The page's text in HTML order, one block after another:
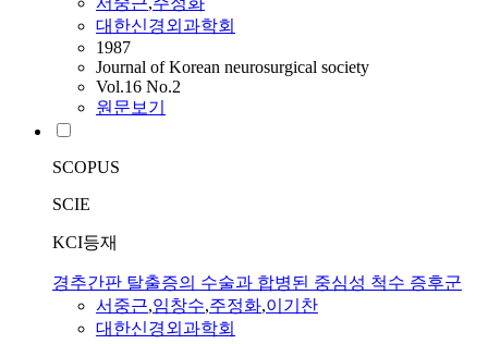
대한신경외과학회
1987
Journal of Korean neurosurgical society
Vol.16 No.2
원문보기
SCOPUS
SCIE
KCI등재
경추간판 탈출증의 수술과 합병된 중심성 척수 증후군
서중근,임창수,주정화,이기찬
대한신경외과학회